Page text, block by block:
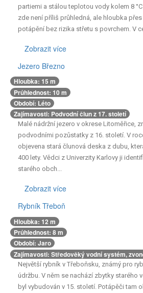
partiemi a stálou teplotou vody kolem 8
zde není příliš průhledná, ale hloubka
potápění bez rizika střetu s povrchem. V
Zobrazit více
Důležité informace:
ideální volbou. Voda zde není příliš
30 metrů umožňuje potápění bez rizika
centru rybníka leží zřícenina starého
stálým časem proměnil v přirozený biotop
Jezero Březno
Hloubka: 15 m
Průhlednost: 10 m
Období: Léto
Zajímavosti: Podvodní člun z 17. století
Malé nádržní jezero v okrese Litoměřice,
podvodními pozůstatky z 16. století. V
objevena stará člunová deska z dubu,
400 lety. Vědci z Univerzity Karlovy ji
starého obch...
Zobrazit více
Důležité informace:
byl zde objevena stará člunová deska z
doby před 400 lety. Vědci z Univerzity
část starého obchodního člunu, který se
v roce 1618.
Rybník Třeboň
Hloubka: 12 m
Průhlednost: 8 m
Období: Jaro
Zajímavosti: Středověký vodní systém,
Největší rybník v Třeboňsku, známý pro
údržbu. V něm se nachází zbytky starého
byl vybudován v 15. století. Potápěči tam